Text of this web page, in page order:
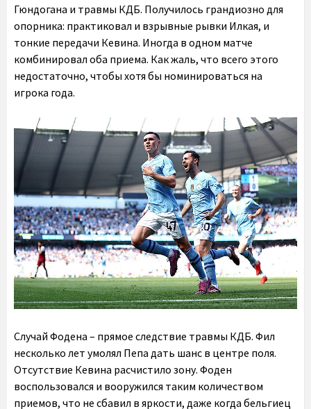
Гюндогана и травмы КДБ. Получилось грандиозно для
опорника: практиковал и взрывные рывки Илкая, и
тонкие передачи Кевина. Иногда в одном матче
комбинировал оба приема. Как жаль, что всего этого
недостаточно, чтобы хотя бы номинироваться на
игрока года.
Случай Фодена – прямое следствие травмы КДБ. Фил
несколько лет умолял Пепа дать шанс в центре поля.
Отсутствие Кевина расчистило зону. Фоден
воспользовался и вооружился таким количеством
приемов, что не сбавил в яркости, даже когда бельгиец